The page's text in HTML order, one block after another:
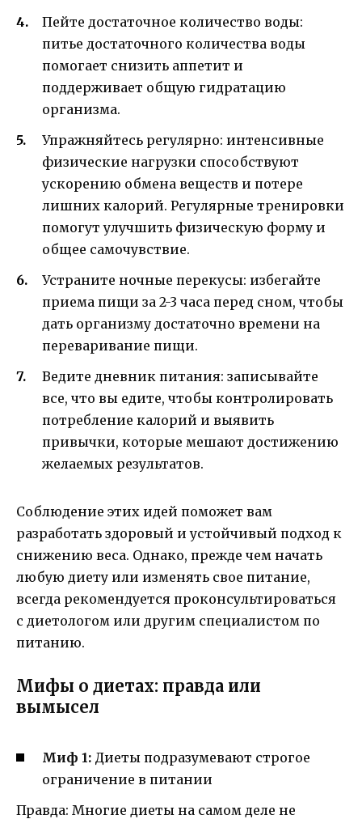
Пейте достаточное количество воды:
питье достаточного количества воды
помогает снизить аппетит и
поддерживает общую гидратацию
организма.
Упражняйтесь регулярно: интенсивные
физические нагрузки способствуют
ускорению обмена веществ и потере
лишних калорий. Регулярные тренировки
помогут улучшить физическую форму и
общее самочувствие.
Устраните ночные перекусы: избегайте
приема пищи за 2-3 часа перед сном, чтобы
дать организму достаточно времени на
переваривание пищи.
Ведите дневник питания: записывайте
все, что вы едите, чтобы контролировать
потребление калорий и выявить
привычки, которые мешают достижению
желаемых результатов.
Соблюдение этих идей поможет вам
разработать здоровый и устойчивый подход к
снижению веса. Однако, прежде чем начать
любую диету или изменять свое питание,
всегда рекомендуется проконсультироваться
с диетологом или другим специалистом по
питанию.
Мифы о диетах: правда или
вымысел
Миф 1: Диеты подразумевают строгое
ограничение в питании
Правда: Многие диеты на самом деле не